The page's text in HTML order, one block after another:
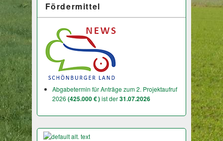
Fördermittel
Abgabetermin für Anträge zum 2. Projektaufruf
2026 (425.000 € )ist der31.07.2026